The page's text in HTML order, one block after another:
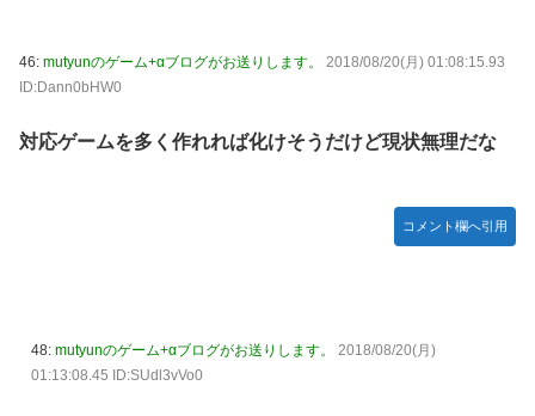
46: mutyunのゲーム+αブログがお送りします。
2018/08/20(月) 01:08:15.93
ID:Dann0bHW0
対応ゲームを多く作れれば化けそうだけど現状無理だな
コメント欄へ引用
48: mutyunのゲーム+αブログがお送りします。
2018/08/20(月)
01:13:08.45 ID:SUdl3vVo0